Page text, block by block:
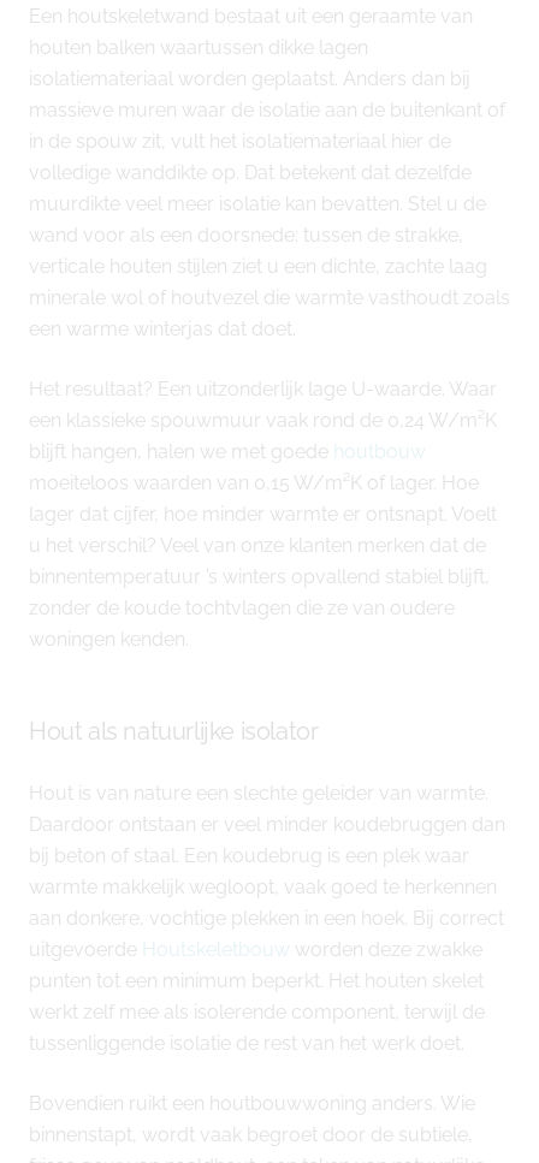
Een houtskeletwand bestaat uit een geraamte van
houten balken waartussen dikke lagen
isolatiemateriaal worden geplaatst. Anders dan bij
massieve muren waar de isolatie aan de buitenkant of
in de spouw zit, vult het isolatiemateriaal hier de
volledige wanddikte op. Dat betekent dat dezelfde
muurdikte veel meer isolatie kan bevatten. Stel u de
wand voor als een doorsnede: tussen de strakke,
verticale houten stijlen ziet u een dichte, zachte laag
minerale wol of houtvezel die warmte vasthoudt zoals
een warme winterjas dat doet.
Het resultaat? Een uitzonderlijk lage U-waarde. Waar
een klassieke spouwmuur vaak rond de 0,24 W/m²K
blijft hangen, halen we met goede houtbouw
moeiteloos waarden van 0,15 W/m²K of lager. Hoe
lager dat cijfer, hoe minder warmte er ontsnapt. Voelt
u het verschil? Veel van onze klanten merken dat de
binnentemperatuur ’s winters opvallend stabiel blijft,
zonder de koude tochtvlagen die ze van oudere
woningen kenden.
Hout als natuurlijke isolator
Hout is van nature een slechte geleider van warmte.
Daardoor ontstaan er veel minder koudebruggen dan
bij beton of staal. Een koudebrug is een plek waar
warmte makkelijk wegloopt, vaak goed te herkennen
aan donkere, vochtige plekken in een hoek. Bij correct
uitgevoerde Houtskeletbouw worden deze zwakke
punten tot een minimum beperkt. Het houten skelet
werkt zelf mee als isolerende component, terwijl de
tussenliggende isolatie de rest van het werk doet.
Bovendien ruikt een houtbouwwoning anders. Wie
binnenstapt, wordt vaak begroet door de subtiele,